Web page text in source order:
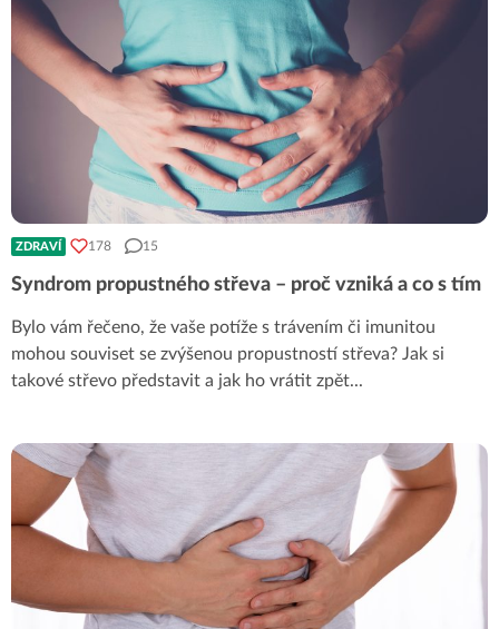
ZDRAVÍ 178 15
Syndrom propustného střeva – proč vzniká a co s tím
Bylo vám řečeno, že vaše potíže s trávením či imunitou
mohou souviset se zvýšenou propustností střeva? Jak si
takové střevo představit a jak ho vrátit zpět...